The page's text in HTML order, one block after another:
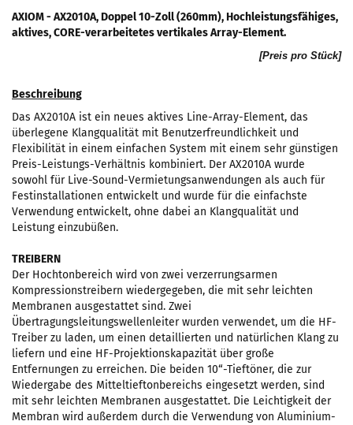
AXIOM - AX2010A, Doppel 10-Zoll (260mm), Hochleistungsfähiges,
aktives, CORE-verarbeitetes vertikales Array-Element.
[Preis pro Stück]
Beschreibung
Das AX2010A ist ein neues aktives Line-Array-Element, das
überlegene Klangqualität mit Benutzerfreundlichkeit und
Flexibilität in einem einfachen System mit einem sehr günstigen
Preis-Leistungs-Verhältnis kombiniert. Der AX2010A wurde
sowohl für Live-Sound-Vermietungsanwendungen als auch für
Festinstallationen entwickelt und wurde für die einfachste
Verwendung entwickelt, ohne dabei an Klangqualität und
Leistung einzubüßen.
TREIBERN
Der Hochtonbereich wird von zwei verzerrungsarmen
Kompressionstreibern wiedergegeben, die mit sehr leichten
Membranen ausgestattet sind. Zwei
Übertragungsleitungswellenleiter wurden verwendet, um die HF-
Treiber zu laden, um einen detaillierten und natürlichen Klang zu
liefern und eine HF-Projektionskapazität über große
Entfernungen zu erreichen. Die beiden 10“-Tieftöner, die zur
Wiedergabe des Mitteltieftonbereichs eingesetzt werden, sind
mit sehr leichten Membranen ausgestattet. Die Leichtigkeit der
Membran wird außerdem durch die Verwendung von Aluminium-